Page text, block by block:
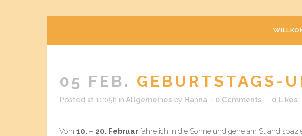
05 FEB. GEBURTSTAGS-
Posted at 11:05h in Allgemeines by Hanna 0 Comments 0 Likes
Vom 10. – 20. Februar fahre ich in die Sonne und gehe am Strand